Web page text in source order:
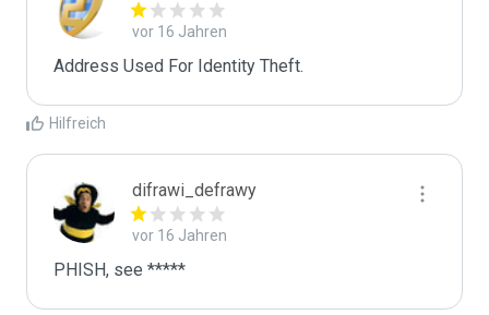
vor 16 Jahren
Address Used For Identity Theft.
Hilfreich
difrawi_defrawy
vor 16 Jahren
PHISH, see *****